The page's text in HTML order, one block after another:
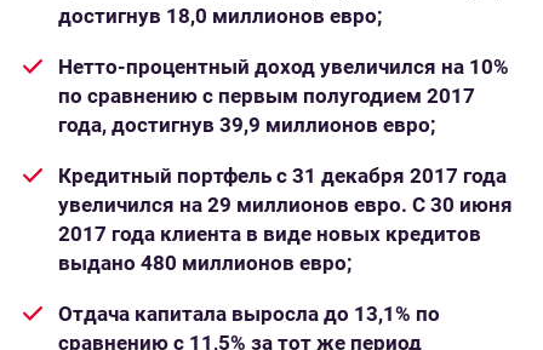
достигнув 18,0 миллионов евро;
Нетто-процентный доход увеличился на 10%
по сравнению с первым полугодием 2017
года, достигнув 39,9 миллионов евро;
Кредитный портфель с 31 декабря 2017 года
увеличился на 29 миллионов евро. С 30 июня
2017 года клиента в виде новых кредитов
выдано 480 миллионов евро;
Отдача капитала выросла до 13,1% по
сравнению с 11,5% за тот же период